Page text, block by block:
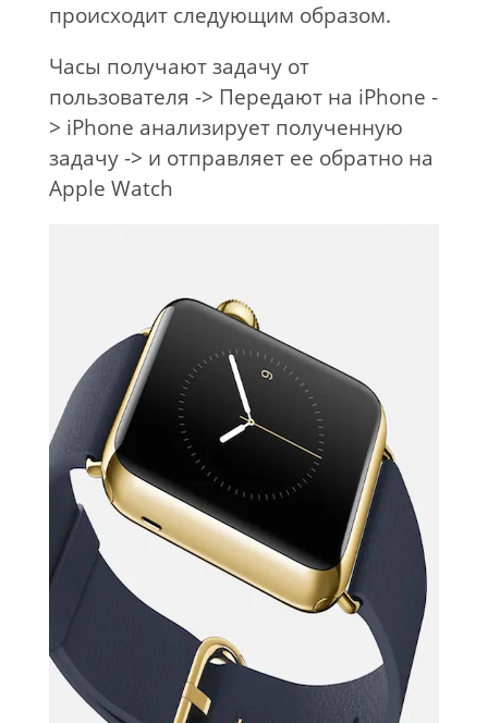
происходит следующим образом.
Часы получают задачу от
пользователя -> Передают на iPhone -
> iPhone анализирует полученную
задачу -> и отправляет ее обратно на
Apple Watch